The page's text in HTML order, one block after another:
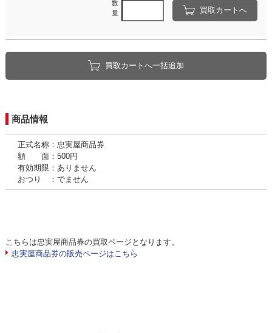
数
量
買取カートへ
買取カートへ一括追加
商品情報
正式名称：忠実屋商品券
額 面：500円
有効期限：ありません
おつり ：でません
こちらは忠実屋商品券の買取ページとなります。
忠実屋商品券の販売ページはこちら